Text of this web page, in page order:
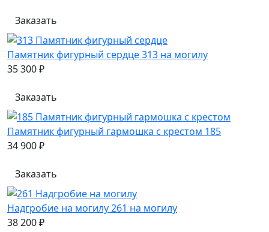
Заказать
Памятник фигурный сердце 313 на могилу
35 300 ₽
Заказать
Памятник фигурный гармошка с крестом 185
34 900 ₽
Заказать
Надгробие на могилу 261 на могилу
38 200 ₽